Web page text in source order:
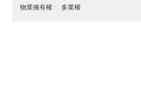
物業擁有權 多業權